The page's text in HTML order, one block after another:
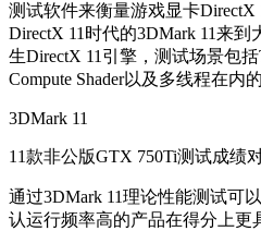
测试软件来衡量游戏显卡DirectX
DirectX 11时代的3DMark 11来
生DirectX 11引擎，测试场景包括
Compute Shader以及多线程在内
3DMark 11
11款非公版GTX 750Ti测试成绩
通过3DMark 11理论性能测试可
认运行频率高的产品在得分上更